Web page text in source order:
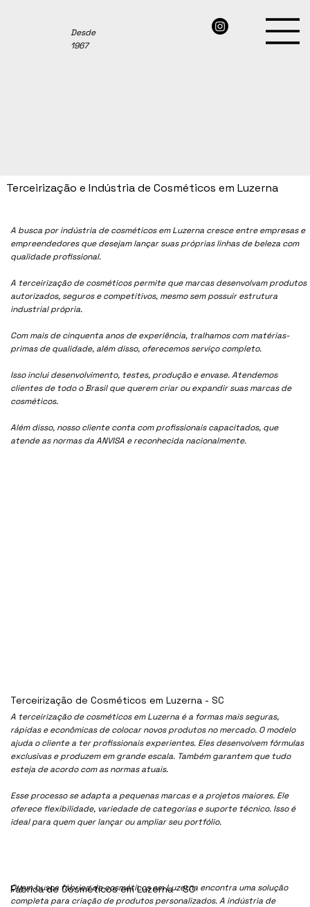
Desde
1967
A busca por indústria de cosméticos em Luzerna cresce entre empresas e
empreendedores que desejam lançar suas próprias linhas de beleza com
qualidade profissional.
A terceirização de cosméticos permite que marcas desenvolvam produtos
autorizados, seguros e competitivos, mesmo sem possuir estrutura
industrial própria.
Com mais de cinquenta anos de experiência, tralhamos com matérias-
primas de qualidade, além disso, oferecemos serviço completo.
Isso inclui desenvolvimento, testes, produção e envase. Atendemos
clientes de todo o Brasil que querem criar ou expandir suas marcas de
cosméticos.
Além disso, nosso cliente conta com profissionais capacitados, que
atende as normas da ANVISA e reconhecida nacionalmente.
A terceirização de cosméticos em Luzerna é a formas mais seguras,
rápidas e econômicas de colocar novos produtos no mercado. O modelo
ajuda o cliente a ter profissionais experientes. Eles desenvolvem fórmulas
exclusivas e produzem em grande escala. Também garantem que tudo
esteja de acordo com as normas atuais.
Esse processo se adapta a pequenas marcas e a projetos maiores. Ele
oferece flexibilidade, variedade de categorias e suporte técnico. Isso é
ideal para quem quer lançar ou ampliar seu portfólio.
Quem busca fábrica de cosméticos em Luzerna encontra uma solução
completa para criação de produtos personalizados. A indústria de
Terceirização e Indústria de Cosméticos em Luzerna
Fábrica de Cosméticos em Luzerna - SC
Terceirização de Cosméticos em Luzerna - SC